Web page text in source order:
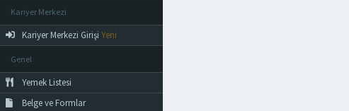
Kariyer Merkezi
Kariyer Merkezi Girişi Yeni
Genel
Yemek Listesi
Belge ve Formlar